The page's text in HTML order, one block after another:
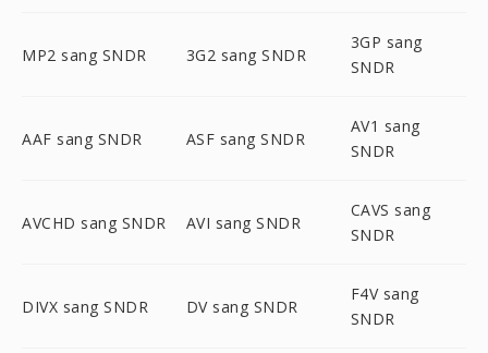
MP2 sang SNDR 3G2 sang SNDR
3GP sang
SNDR
AAF sang SNDR ASF sang SNDR
AV1 sang
SNDR
AVCHD sang SNDR AVI sang SNDR
CAVS sang
SNDR
DIVX sang SNDR DV sang SNDR
F4V sang
SNDR